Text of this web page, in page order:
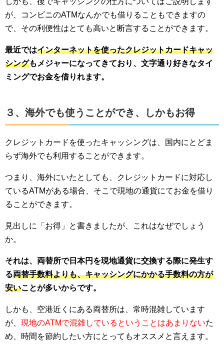
が、コンビニのATMなんかでも借りることもできますの
で、その利便性はとても高いと断言することができます。
最近ではインターネットを使ったクレジットカードキャッ
シングもメジャーになってきており、文字通り好きなタイ
ミングでお金を借りれます。
３、海外でも使うことができ、しかもお得
クレジットカードを使ったキャッシングは、国内にとどま
らず海外でも利用することができます。
つまり、海外にいたとしても、クレジットカードに対応し
ているATMがある場合、そこで現地の通貨にてお金を借り
ることができます。
見出しに「お得」と書きましたが、これはなぜでしょう
か。
それは、両替所で日本円を現地通貨に交換する際に発生す
る両替手数料よりも、キャッシングにかかる手数料の方が
安いことが多いからです。
しかも、空港近くにある両替所は、常時混雑しています
が、 現地のATMで混雑しているということはあまりないた
め、時間を節約したい方にとってもオススメと言えます。